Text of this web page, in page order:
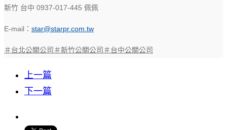
新竹 台中 0937-017-445 佩佩
E-mail： star@starpr.com.tw
＃台北公關公司 ＃新竹公關公司 ＃台中公關公司
上一篇
下一篇